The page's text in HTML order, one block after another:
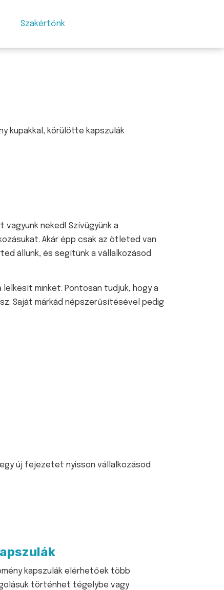
Szakértőnk
neked! Szívügyünk a
Akár épp csak az ötleted van
állunk, és segítünk a vállalkozásod
minket. Pontosan tudjuk, hogy a
Saját márkád népszerűsítésével pedig
új fejezetet nyisson vállalkozásod
kapszulák elérhetőek több
történhet tégelybe vagy